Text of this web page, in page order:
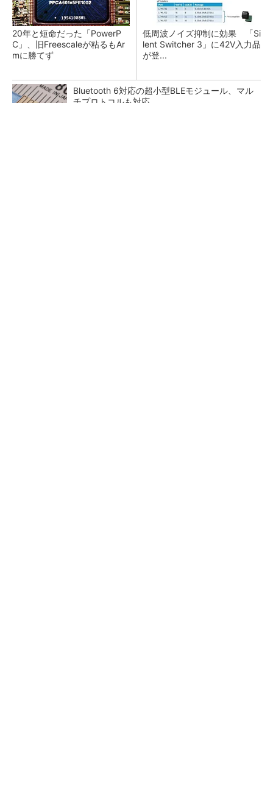
20年と短命だった「PowerP
C」、旧Freescaleが粘るもAr
mに勝てず
低周波ノイズ抑制に効果 「Si
lent Switcher 3」に42V入力品
が登...
Bluetooth 6対応の超小型BLEモジュール、マル
チプロトコルも対応